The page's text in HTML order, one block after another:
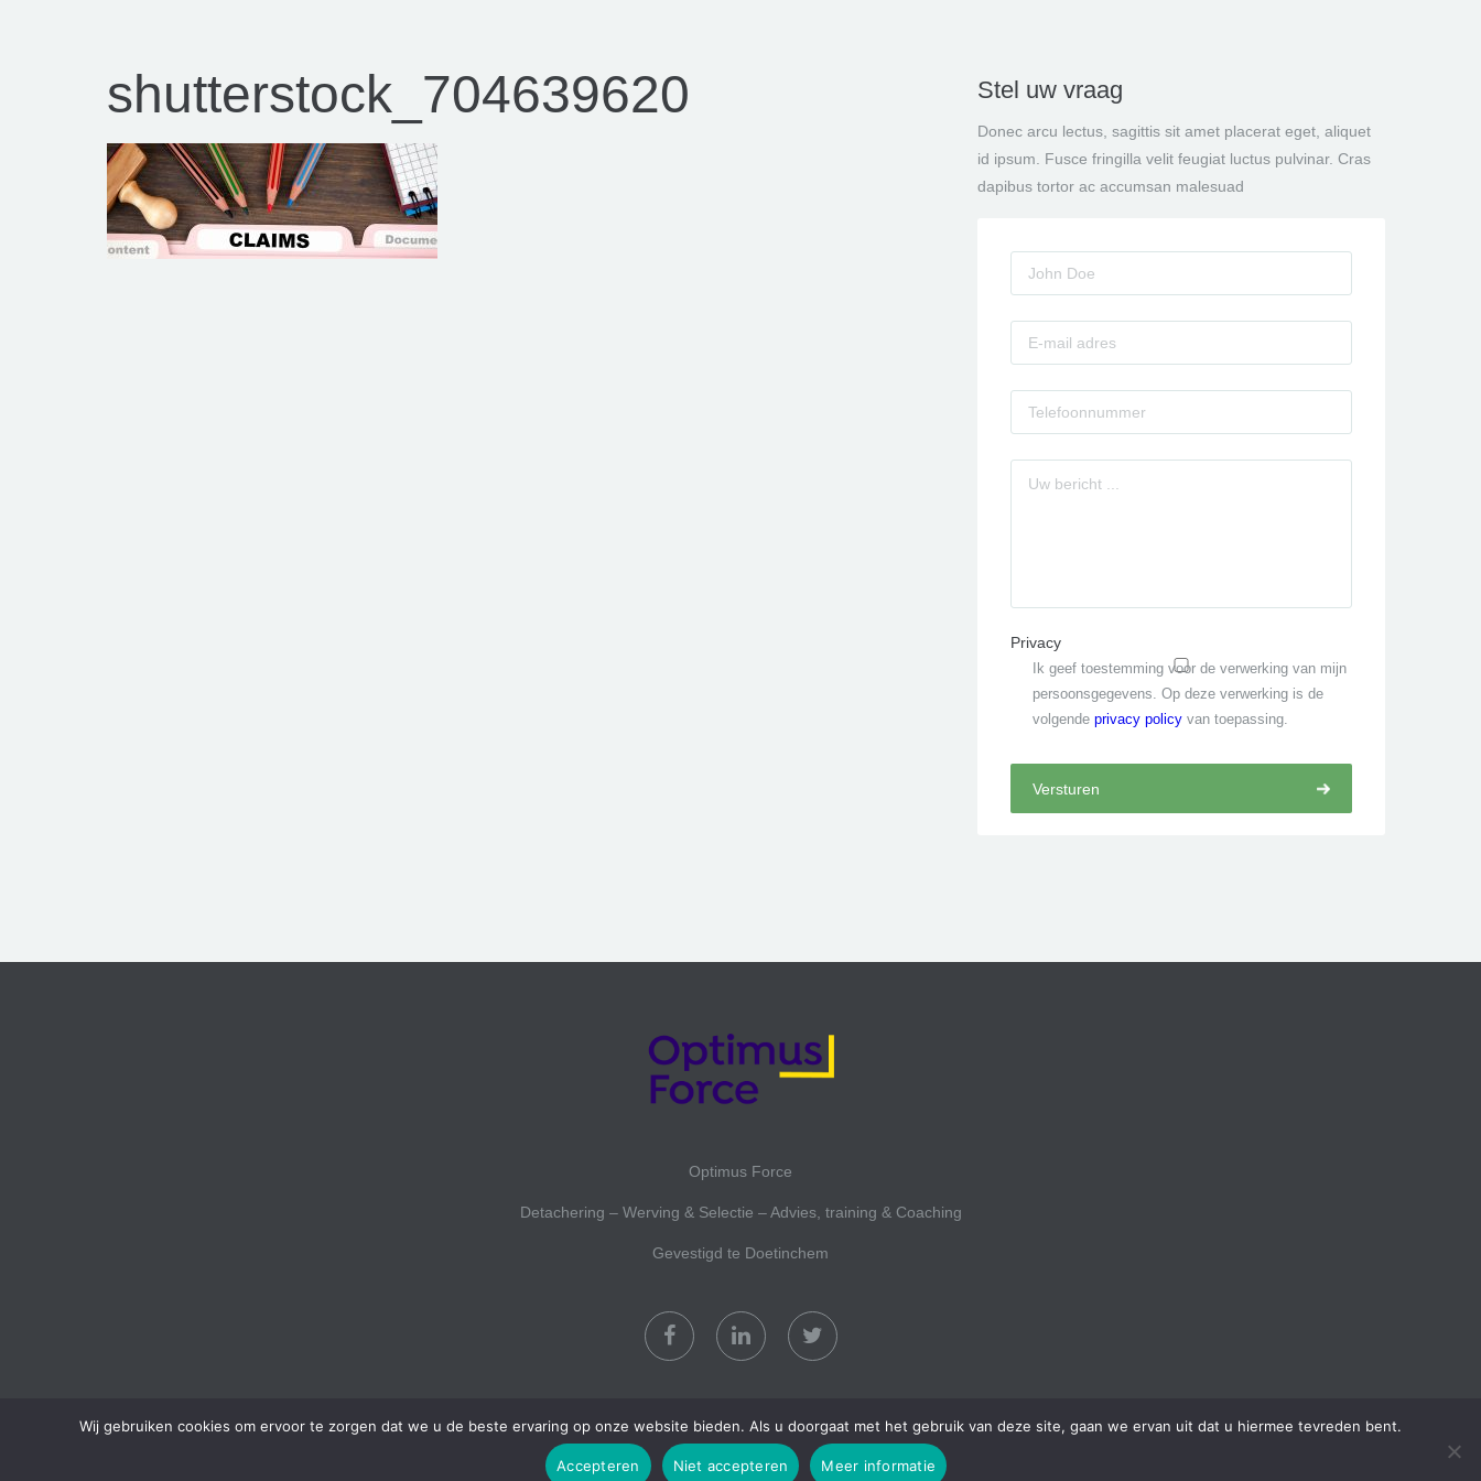
shutterstock_704639620 Stel uw vraag
Donec arcu lectus, sagittis sit amet placerat eget, aliquet
id ipsum. Fusce fringilla velit feugiat luctus pulvinar. Cras
dapibus tortor ac accumsan malesuad
Privacy
Ik geef toestemming voor de verwerking van mijn
persoonsgegevens. Op deze verwerking is de
volgende privacy policy van toepassing.
Optimus Force
Detachering – Werving & Selectie – Advies, training & Coaching
Gevestigd te Doetinchem
Copyright 2017 Optimusforce - Ontwikkeld door Best4u Group B.V.
Wij gebruiken cookies om ervoor te zorgen dat we u de beste ervaring op onze website bieden. Als u doorgaat met het gebruik van deze site, gaan we ervan uit dat u hiermee tevreden bent.
Accepteren Niet accepteren Meer informatie